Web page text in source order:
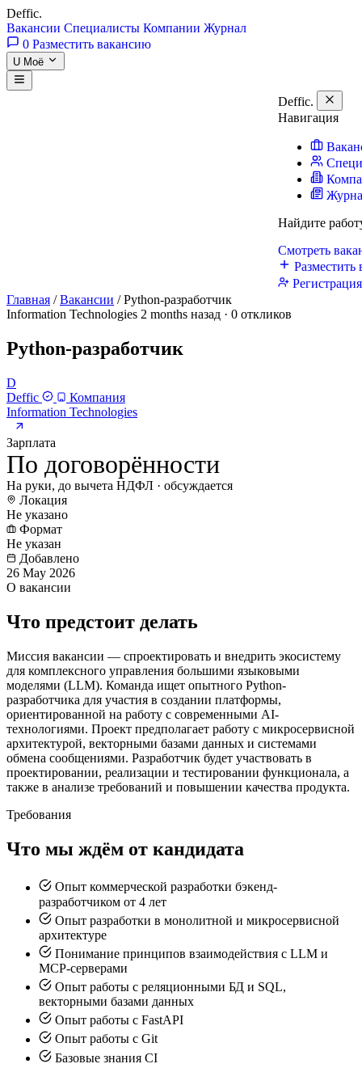
Deffic.
Вакансии Специалисты Компании Журнал
0 Разместить вакансию
U Моё
Deffic.
Навигация
Найдите
Смотреть
Разместить
Главная / Вакансии / Python-разработчик
Information Technologies 2 months назад · 0 откликов
Python-разработчик
D
Deffic
Компания
Information Technologies
Зарплата
По договорённости
На руки, до вычета НДФЛ · обсуждается
Локация
Не указано
Формат
Не указан
Добавлено
26 May 2026
О вакансии
Что предстоит делать
Миссия вакансии — спроектировать и внедрить экосистему
для комплексного управления большими языковыми
моделями (LLM). Команда ищет опытного Python-
разработчика для участия в создании платформы,
ориентированной на работу с современными AI-
технологиями. Проект предполагает работу с микросервисной
архитектурой, векторными базами данных и системами
обмена сообщениями. Разработчик будет участвовать в
проектировании, реализации и тестировании функционала, а
также в анализе требований и повышении качества продукта.
Требования
Что мы ждём от кандидата
Опыт коммерческой разработки бэкенд-
разработчиком от 4 лет
Опыт разработки в монолитной и микросервисной
архитектуре
Понимание принципов взаимодействия с LLM и
MCP-серверами
Опыт работы с реляционными БД и SQL,
векторными базами данных
Опыт работы с FastAPI
Опыт работы с Git
Базовые знания CI